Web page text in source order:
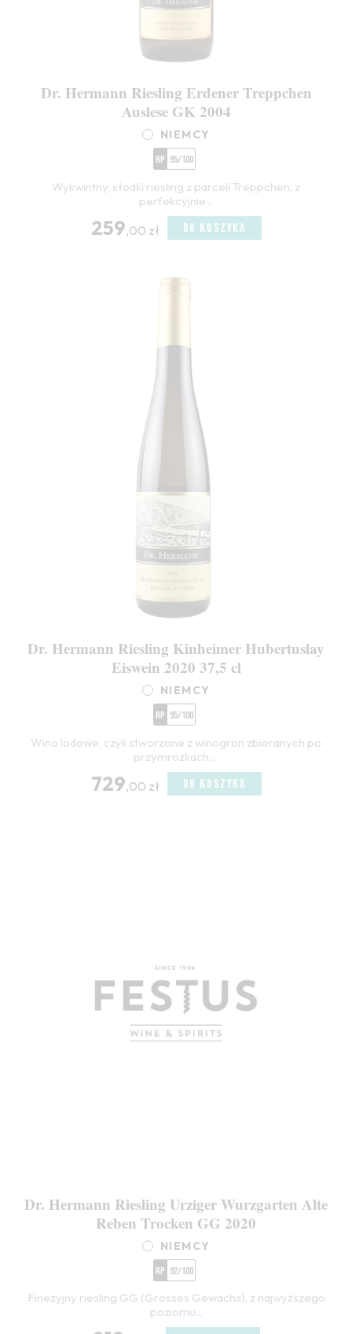
Dr. Hermann Riesling Erdener Treppchen
Auslese GK 2004
NIEMCY
RP 95/100
Wykwintny, słodki riesling z parceli Treppchen, z
perfekcyjnie...
259,00 zł DO KOSZYKA
Dr. Hermann Riesling Kinheimer Hubertuslay
Eiswein 2020 37,5 cl
NIEMCY
RP 95/100
Wino lodowe, czyli stworzone z winogron zbieranych po
przymrozkach,...
729,00 zł DO KOSZYKA
Dr. Hermann Riesling Urziger Wurzgarten Alte
Reben Trocken GG 2020
NIEMCY
RP 92/100
Finezyjny riesling GG (Grosses Gewachs), z najwyższego
poziomu...